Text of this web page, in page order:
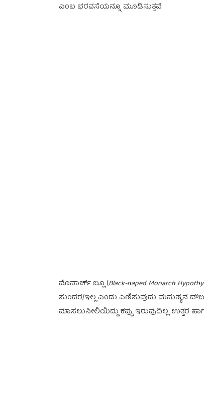
ಎಂಬ ಭರವಸೆಯನ್ನೂ ಮೂಡಿಸುತ್ತವೆ.
ಮೊನಾರ್ಚ್ ಬ್ಲೂ (Black-naped Monarch
ಸುಂದರ/ಇಲ್ಲ ಎಂದು ಎಣಿಸುವುದು ಮನುಷ್ಯನ
ಮಾಸಲುನೀಲಿಯಿದ್ದು ಕಪ್ಪು ಇರುವುದಿಲ್ಲ. ಉತ್ತರ